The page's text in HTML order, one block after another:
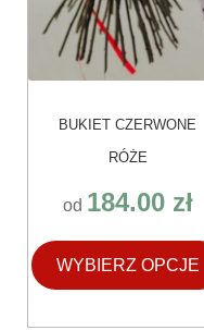
BUKIET CZERWONE
RÓŻE
od 184.00 zł
WYBIERZ OPCJE